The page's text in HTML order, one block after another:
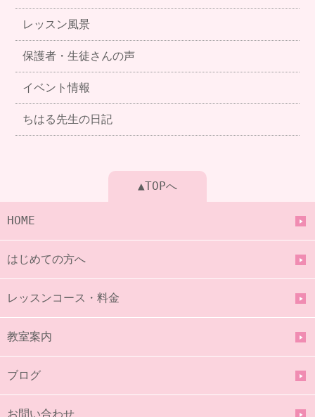
レッスン風景
保護者・生徒さんの声
イベント情報
ちはる先生の日記
▲TOPへ
HOME
はじめての方へ
レッスンコース・料金
教室案内
ブログ
お問い合わせ